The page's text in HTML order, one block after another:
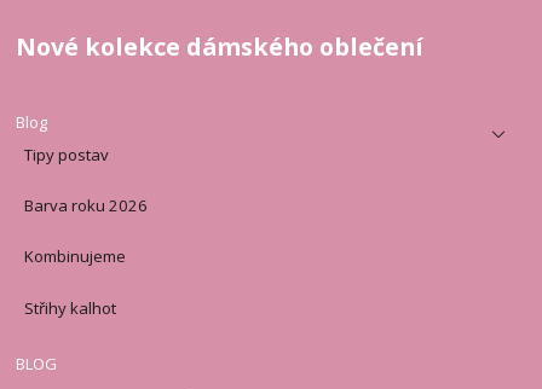
Nové kolekce dámského oblečení
Blog
Tipy postav
Barva roku 2026
Kombinujeme
Střihy kalhot
BLOG